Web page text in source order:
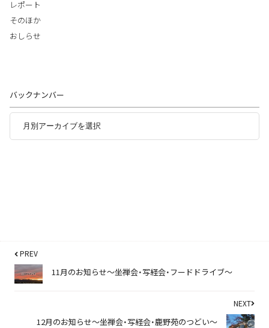
レポート
そのほか
おしらせ
バックナンバー
PREV
11月のお知らせ～坐禅会・写経会・フードドライブ～
NEXT
12月のお知らせ～坐禅会・写経会・鹿野苑のつどい～